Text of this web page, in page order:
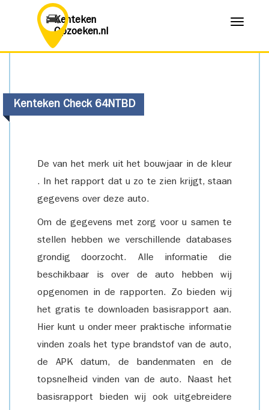
Kenteken
Opzoeken.nl
Menu
Kenteken Check 64NTBD
De van het merk uit het bouwjaar in de kleur
. In het rapport dat u zo te zien krijgt, staan
gegevens over deze auto.
Om de gegevens met zorg voor u samen te
stellen hebben we verschillende databases
grondig doorzocht. Alle informatie die
beschikbaar is over de auto hebben wij
opgenomen in de rapporten. Zo bieden wij
het gratis te downloaden basisrapport aan.
Hier kunt u onder meer praktische informatie
vinden zoals het type brandstof van de auto,
de APK datum, de bandenmaten en de
topsnelheid vinden van de auto. Naast het
basisrapport bieden wij ook uitgebreidere